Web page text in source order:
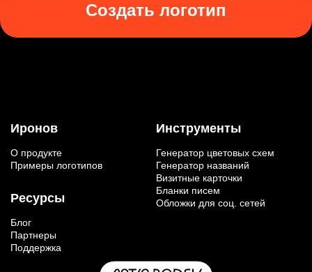
Создать логотип
Иронов
О продукте
Примеры логотипов
Ресурсы
Блог
Партнеры
Поддержка
Инструменты
Генератор цветовых схем
Генератор названий
Визитные карточки
Бланки писем
Обложки для соц. сетей